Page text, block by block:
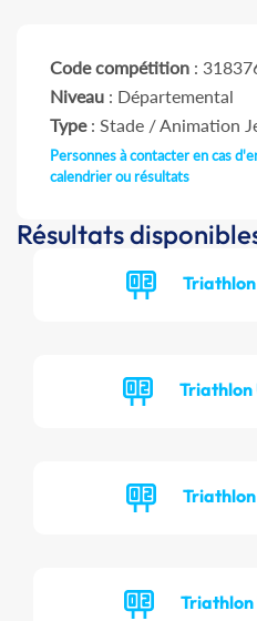
Code compétition :
Niveau : Départemental
Type: Stade / Animation
Personnes à contacter en cas
calendrier ou résultats
Résultats
Triathlon
Triathlon
Triathlon
Triathlon